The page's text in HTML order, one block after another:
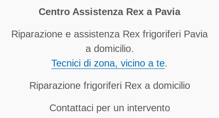
Centro Assistenza Rex a Pavia
Riparazione e assistenza Rex frigoriferi Pavia
a domicilio.
Tecnici di zona, vicino a te.
Riparazione frigoriferi Rex a domicilio
Contattaci per un intervento